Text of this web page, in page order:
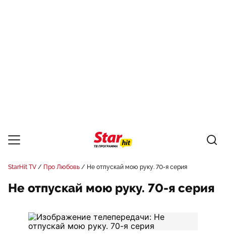
StarHit TV Про Любовь Не отпускай мою руку. 70-я серия
Не отпускай мою руку. 70-я серия